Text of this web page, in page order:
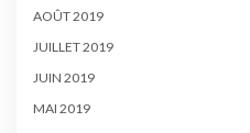
AOÛT 2019
JUILLET 2019
JUIN 2019
MAI 2019